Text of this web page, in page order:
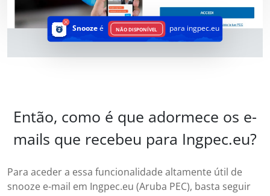
Snoozeé NÃO DISPONÍVEL para ingpec.eu
Então, como é que adormece os e-
mails que recebeu para Ingpec.eu?
Para aceder a essa funcionalidade altamente útil de
snooze e-mail em Ingpec.eu (Aruba PEC), basta seguir